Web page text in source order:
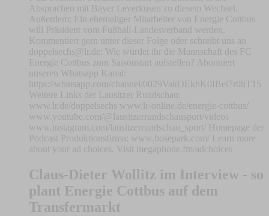
Absprachen mit Bayer Leverkusen zu diesem Wechsel.
Außerdem: Ein ehemaliger Mitarbeiter von Energie Cottbus
will Präsident vom Fußball-Landesverband werden.
Kommentiert gern unter dieser Folge oder schreibt uns an
doppelsechs@lr.de : Wie würdet ihr die Mannschaft des FC
Energie Cottbus zum Saisonstart aufstellen? Abonniert
unseren Whatsapp Kanal:
https://whatsapp.com/channel/0029VakOEkhK0IBei7r0hT15
Weitere Links der Lausitzer Rundschau:
www.lr.de/doppelsechs www.lr-online.de/energie-cottbus/
www.youtube.com/@lausitzerrundschausport/videos
www.instagram.com/lausitzerrundschau_sport/ Homepage der
Podcast Produktionsfirma: www.bosepark.com/ Learn more
about your ad choices. Visit megaphone.fm/adchoices
Claus-Dieter Wollitz im Interview - so
plant Energie Cottbus auf dem
Transfermarkt